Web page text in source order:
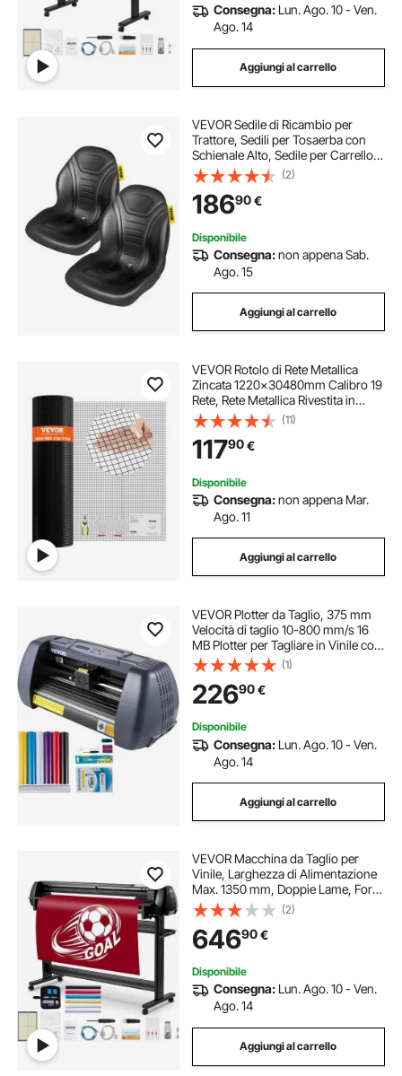
Consegna: Lun. Ago. 10 - Ven.
Ago. 14
Aggiungi al carrello
VEVOR Sedile di Ricambio per
Trattore, Sedili per Tosaerba con
Schienale Alto, Sedile per Carrello
Elevatore in Vinile Nero, Sedile per
Minipale con Foro di Drenaggio
Centrale 203x292 mm / 286x292
mm
(2)
18690€
Disponibile
Consegna:non appena Sab.
Ago. 15
Aggiungi al carrello
VEVOR Rotolo di Rete Metallica
Zincata 1220x30480mm Calibro 19
Rete, Rete Metallica Rivestita in
Vinile per Recinti per Pollai, Recinti
per Serpenti di Conigli, Recinti per
Pollame
(11)
11790€
Disponibile
Consegna:non appena Mar.
Ago. 11
Aggiungi al carrello
VEVOR Plotter da Taglio, 375 mm
Velocità di taglio 10-800 mm/s 16
MB Plotter per Tagliare in Vinile con
Software per Tagliare Vinile Adesivo
e Decalcomania, Carta per Album,
Cartoncino e Vari Supporti
(1)
22690€
Disponibile
Consegna: Lun. Ago. 10 - Ven.
Ago. 14
Aggiungi al carrello
VEVOR Macchina da Taglio per
Vinile, Larghezza di Alimentazione
Max. 1350 mm, Doppie Lame, Forza
Velocità Regolabili, Display LED, Set
Stampante per Plotter da Taglio
Vinile con Accessori e Software
(2)
64690€
Disponibile
Consegna: Lun. Ago. 10 - Ven.
Ago. 14
Aggiungi al carrello